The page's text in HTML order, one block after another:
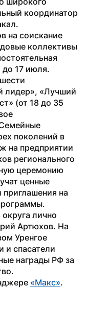
координатор
на соискание
коллективы
до 17 июля.
лидер», «Лучший
(от 18 до 35
поколений в
на предприятии
регионального
церемонию
ценные
приглашения на
Артюхов. На
Уренгое
и спасатели
награды РФ за
«Макс».